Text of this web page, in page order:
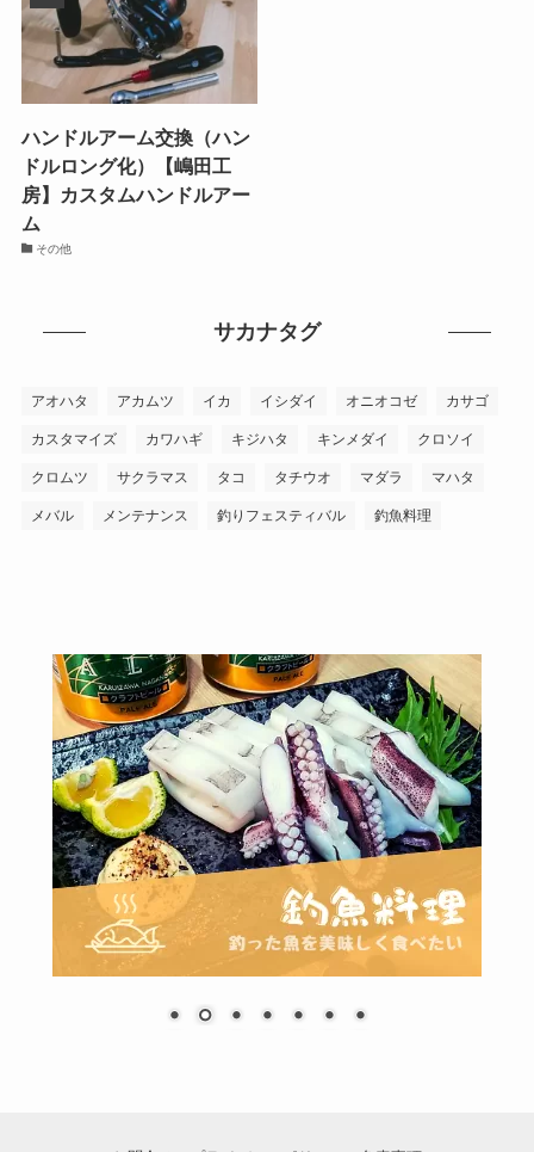
ハンドルアーム交換（ハン
ドルロング化）【嶋田工
房】カスタムハンドルアー
ム
その他
サカナタグ
アオハタ アカムツ イカ イシダイ オニオコゼ カサゴ
カスタマイズ カワハギ キジハタ キンメダイ クロソイ
クロムツ サクラマス タコ タチウオ マダラ マハタ
メバル メンテナンス 釣りフェスティバル 釣魚料理